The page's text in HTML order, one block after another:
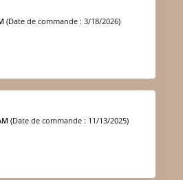
(Date de commande : 3/18/2026)
(Date de commande : 11/13/2025)